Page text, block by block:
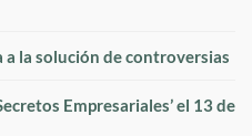
la solución de controversias
Empresariales’ el 13 de